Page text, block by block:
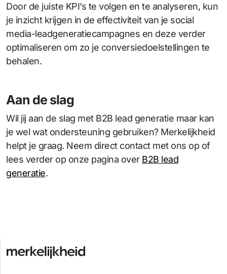
Door de juiste KPI’s te volgen en te analyseren, kun
je inzicht krijgen in de effectiviteit van je social
media-leadgeneratiecampagnes en deze verder
optimaliseren om zo je conversiedoelstellingen te
behalen.
Aan de slag
Wil jij aan de slag met B2B lead generatie maar kan
je wel wat ondersteuning gebruiken? Merkelijkheid
helpt je graag. Neem direct contact met ons op of
lees verder op onze pagina over B2B lead
generatie.